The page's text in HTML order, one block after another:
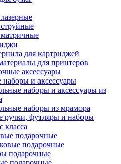
для картриджей
для принтеров
аксессуары
и аксессуары
наборы и аксессуары из
наборы из мрамора
ручки, футляры и наборы
класса
подарочные
подарочные
подарочные